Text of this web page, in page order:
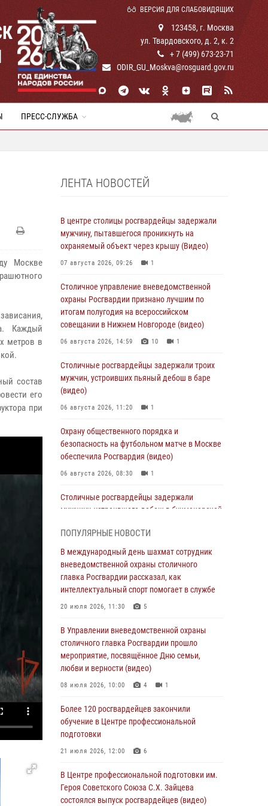
ВЕРСИЯ ДЛЯ СЛАБОВИДЯЩИХ
123458, г. Москва
ул. Твардовского, д. 2, к. 2
+ 7 (499) 673-23-71
ODIR_GU_Moskva@rosguard.gov.ru
ПРЕСС-СЛУЖБА
Москве
Каждый
метров в
состав
его
при
ЛЕНТА НОВОСТЕЙ
В центре столицы росгвардейцы задержали
мужчину, пытавшегося проникнуть на
охраняемый объект через крышу (Видео)
07 августа 2026, 09:26 1
Столичное управление вневедомственной
охраны Росгвардии признано лучшим по
итогам полугодия на всероссийском
совещании в Нижнем Новгороде (видео)
06 августа 2026, 14:59 10 1
Столичные росгвардейцы задержали троих
мужчин, устроивших пьяный дебош в баре
(видео)
06 августа 2026, 11:20 1
Охрану общественного порядка и
безопасность на футбольном матче в Москве
обеспечила Росгвардия (видео)
06 августа 2026, 08:30 1
Столичные росгвардейцы задержали
мужчину, устроившего дебош в букмекерской
Московские росгвардейцы обеспечили
безопасность проведения футбольного матча
Кубка России (Видео)
05 августа 2026, 12:35
Делегация МВД Республики Беларусь
ознакомилась с передовыми методами
работы Росгвардии в Москве (видео)
04 августа 2026, 18:16 5
чемпионат по самбо и боевому самбо.
(видео)
04 августа 2026, 14:00
эфира на «Радио Москвы» и рассказал о
работе дежурных частей
04 августа 2026, 12:28
ПОПУЛЯРНЫЕ НОВОСТИ
В международный день шахмат сотрудник
вневедомственной охраны столичного
главка Росгвардии рассказал, как
интеллектуальный спорт помогает в службе
20 июля 2026, 11:30 5
В Управлении вневедомственной охраны
столичного главка Росгвардии прошло
мероприятие, посвящённое Дню семьи,
любви и верности (видео)
08 июля 2026, 10:00 4 1
Более 120 росгвардейцев закончили
обучение в Центре профессиональной
подготовки
21 июля 2026, 12:00 6
В Центре профессиональной подготовки им.
Героя Советского Союза С.Х. Зайцева
состоялся выпуск росгвардейцев (видео)